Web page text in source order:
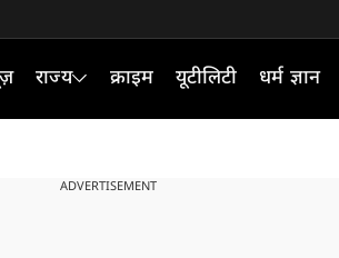
राज्य क्राइम यूटीलिटी धर्म ज्ञान
ADVERTISEMENT